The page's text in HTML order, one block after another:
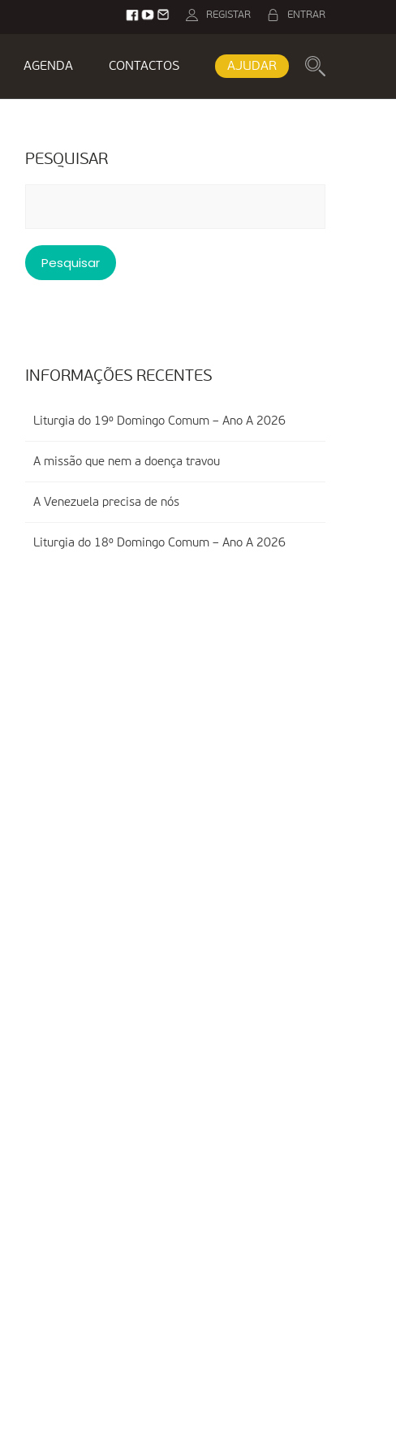
ENTRAR
REGISTAR
AGENDA CONTACTOS AJUDAR
PESQUISAR
INFORMAÇÕES RECENTES
Liturgia do 19º Domingo Comum – Ano A 2026
A missão que nem a doença travou
A Venezuela precisa de nós
Liturgia do 18º Domingo Comum – Ano A 2026